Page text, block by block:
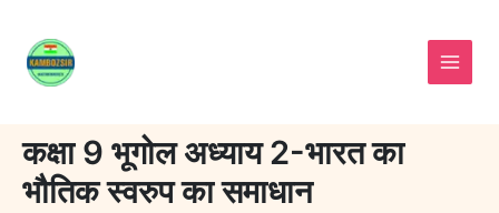
content
कक्षा 9 भूगोल अध्याय 2-भारत का
भौतिक स्वरुप का समाधान